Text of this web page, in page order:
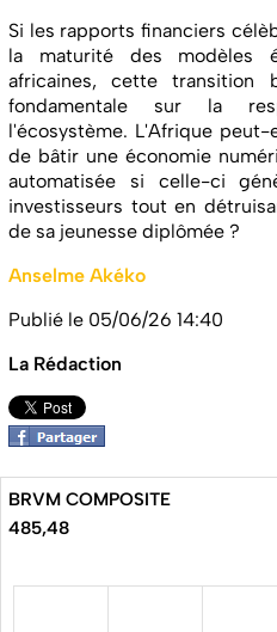
Si les rapports financiers
la maturité des modèles
africaines, cette transition
fondamentale sur la
l'écosystème. L'Afrique
de bâtir une économie
automatisée si celle-ci
investisseurs tout en
de sa jeunesse diplômée ?
Anselme Akéko
Publié le 05/06/26 14:40
La Rédaction
BRVM COMPOSITE
485,48